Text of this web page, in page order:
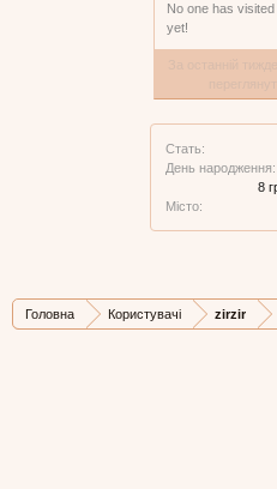
No one has
yet!
Стать:
День народження:
8
Місто:
Головна Користувачі zirzir